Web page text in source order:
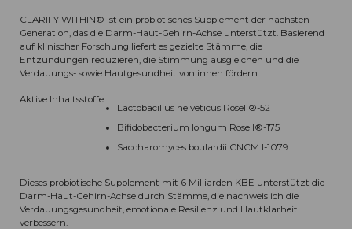
CLARIFY WITHIN® ist ein probiotisches Supplement der nächsten
Generation, das die Darm-Haut-Gehirn-Achse unterstützt. Basierend
auf klinischer Forschung liefert es gezielte Stämme, die
Entzündungen reduzieren, die Stimmung ausgleichen und die
Verdauungs- sowie Hautgesundheit von innen fördern.
Aktive Inhaltsstoffe:
Lactobacillus helveticus Rosell®-52
Bifidobacterium longum Rosell®-175
Saccharomyces boulardii CNCM I-1079
Dieses probiotische Supplement mit 6 Milliarden KBE unterstützt die
Darm-Haut-Gehirn-Achse durch Stämme, die nachweislich die
Verdauungsgesundheit, emotionale Resilienz und Hautklarheit
verbessern.